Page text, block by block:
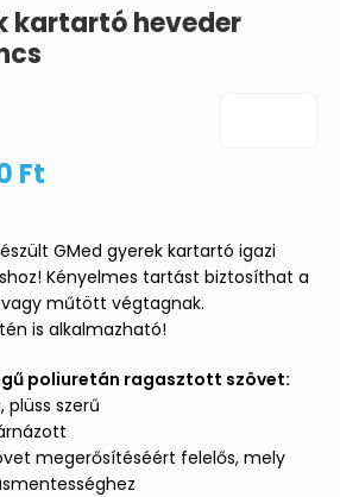
kartartó heveder
Ft
GMed gyerek kartartó igazi
Kényelmes tartást biztosíthat a
műtött végtagnak.
is alkalmazható!
poliuretán ragasztott szövet:
plüss szerű
megerősítéséért felelős, mely